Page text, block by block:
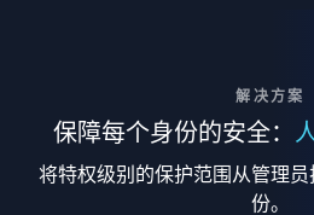
解决方案
保障每个身份的安全：
将特权级别的保护范围从管理
份。